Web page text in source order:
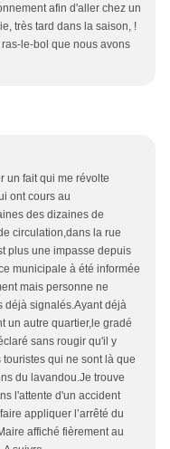
afin d'aller chez un
très tard dans la saison, !
le-bol que nous avons
un fait qui me révolte
ont cours au
des dizaines de
circulation,dans la rue
plus une impasse depuis
municipale à été informée
mais personne ne
déjà signalés.Ayant déjà
un autre quartier,le gradé
sans rougir qu'il y
qui ne sont là que
du lavandou.Je trouve
l'attente d'un accident
appliquer l’arrêté du
affiché fièrement au